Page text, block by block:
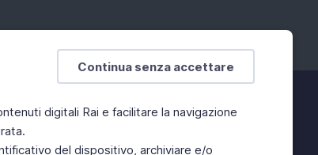
Continua senza accettare
digitali Rai e facilitare la navigazione
del dispositivo, archiviare e/o